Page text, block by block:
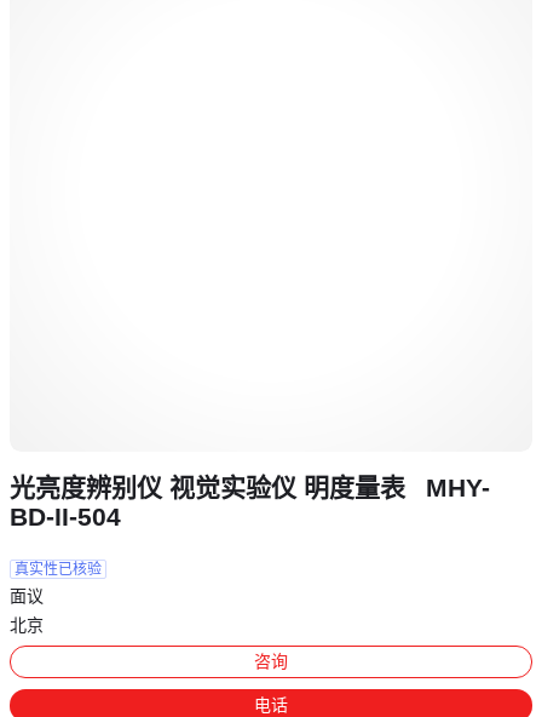
光亮度辨别仪 视觉实验仪 明度量表 MHY-
BD-II-504
真实性已核验
面议
北京
咨询
电话